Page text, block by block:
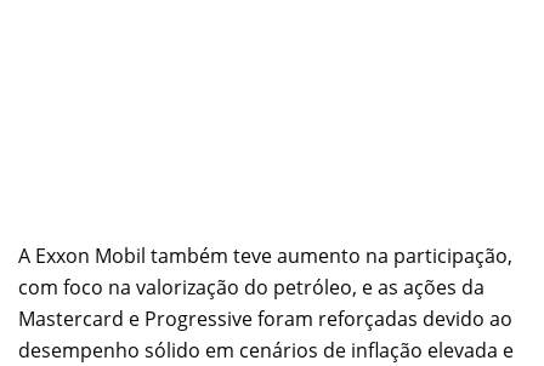
A Exxon Mobil também teve aumento na participação,
com foco na valorização do petróleo, e as ações da
Mastercard e Progressive foram reforçadas devido ao
desempenho sólido em cenários de inflação elevada e